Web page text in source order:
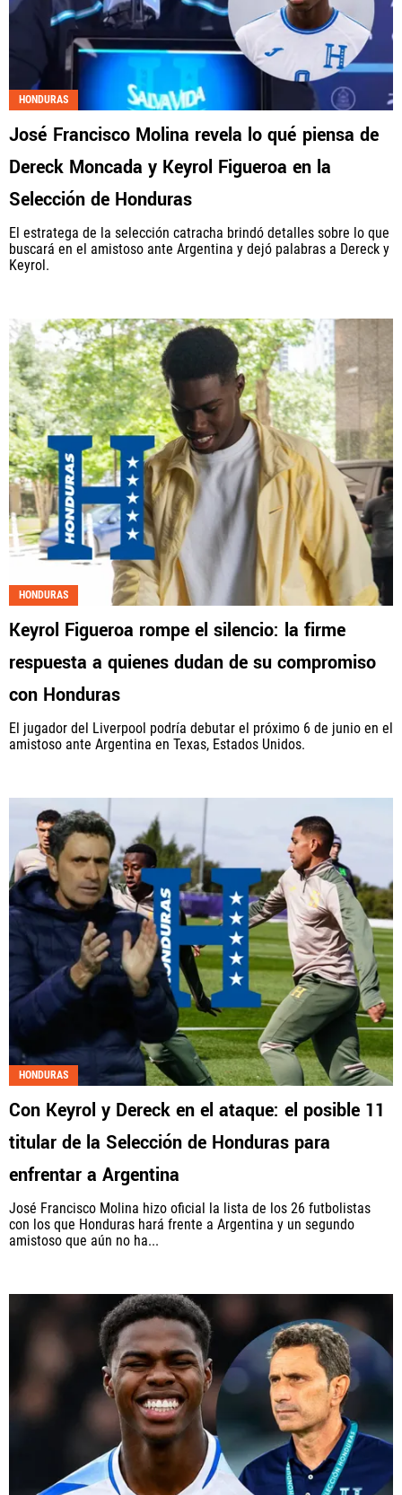
HONDURAS
José Francisco Molina revela lo qué piensa de
Dereck Moncada y Keyrol Figueroa en la
Selección de Honduras
El estratega de la selección catracha brindó detalles sobre lo que
buscará en el amistoso ante Argentina y dejó palabras a Dereck y
Keyrol.
HONDURAS
Keyrol Figueroa rompe el silencio: la firme
respuesta a quienes dudan de su compromiso
con Honduras
El jugador del Liverpool podría debutar el próximo 6 de junio en el
amistoso ante Argentina en Texas, Estados Unidos.
HONDURAS
Con Keyrol y Dereck en el ataque: el posible 11
titular de la Selección de Honduras para
enfrentar a Argentina
José Francisco Molina hizo oficial la lista de los 26 futbolistas
con los que Honduras hará frente a Argentina y un segundo
amistoso que aún no ha...